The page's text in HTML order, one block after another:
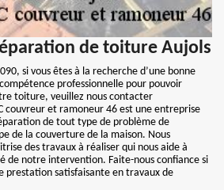
de toiture Aujols
si vous êtes à la recherche d’une bonne
professionnelle pour pouvoir
toiture, veuillez nous contacter
couvreur et ramoneur 46 est une entreprise
de tout type de problème de
de la couverture de la maison. Nous
des travaux à réaliser qui nous aide à
de notre intervention. Faite-nous confiance si
prestation satisfaisante en travaux de